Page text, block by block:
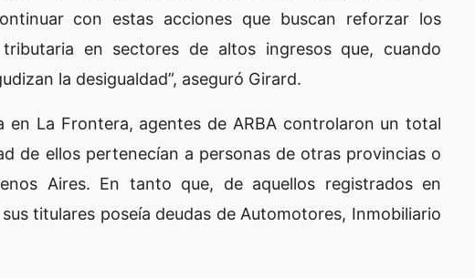
con estas acciones que buscan reforzar los
en sectores de altos ingresos que, cuando
la desigualdad”, aseguró Girard.
en La Frontera, agentes de ARBA controlaron un total
de ellos pertenecían a personas de otras provincias o
Aires. En tanto que, de aquellos registrados en
titulares poseía deudas de Automotores, Inmobiliario